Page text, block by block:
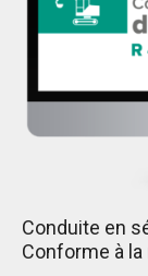
Conduite en
Conforme à